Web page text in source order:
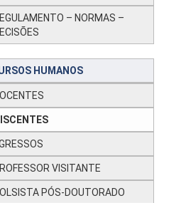
– NORMAS –
HUMANOS
VISITANTE
PÓS-DOUTORADO